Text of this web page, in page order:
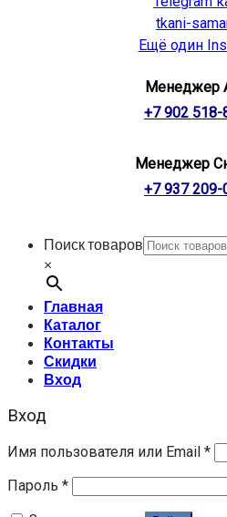
tkani-
Ещё один
Менеджер
+7 902 518-
Менеджер
+7 937
Поиск товаров
×
Главная
Каталог
Контакты
Скидки
Вход
Вход
Имя пользователя или Email *
Пароль *